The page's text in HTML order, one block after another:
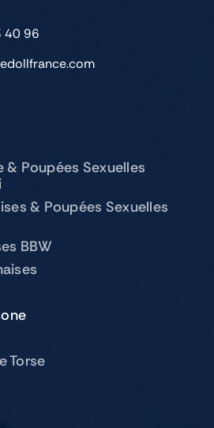
40 96
& Poupées Sexuelles
& Poupées Sexuelles
BBW
Torse